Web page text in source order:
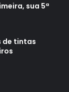
sua 5ª
de tintas